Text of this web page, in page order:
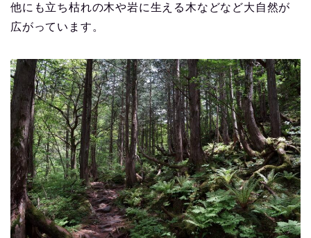
他にも立ち枯れの木や岩に生える木などなど大自然が
広がっています。